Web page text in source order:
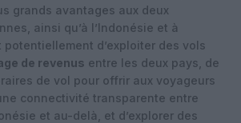
grands avantages aux deux
ainsi qu’à l’Indonésie et à
potentiellement d’exploiter des vols
de revenus entre les deux pays, de
de vol pour offrir aux voyageurs
connectivité transparente entre
et au-delà, et d’explorer des